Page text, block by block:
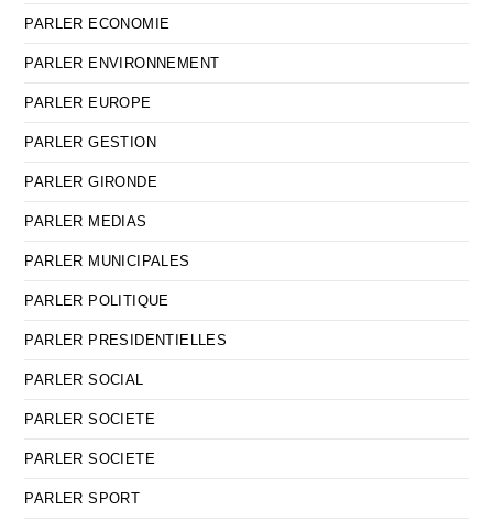
PARLER ECONOMIE
PARLER ENVIRONNEMENT
PARLER EUROPE
PARLER GESTION
PARLER GIRONDE
PARLER MEDIAS
PARLER MUNICIPALES
PARLER POLITIQUE
PARLER PRESIDENTIELLES
PARLER SOCIAL
PARLER SOCIETE
PARLER SOCIETE
PARLER SPORT